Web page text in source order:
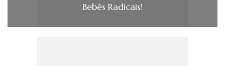
Bebês Radicais!